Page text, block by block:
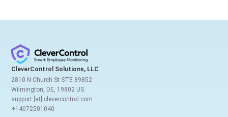
CleverControl Solutions, LLC
2810 N Church St STE 89852
Wilmington, DE, 19802 US
support [at] clevercontrol.com
+14072501040